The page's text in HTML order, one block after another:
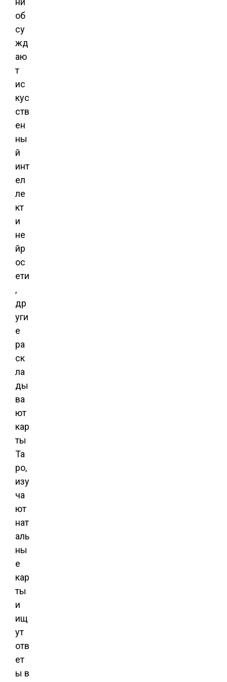
об
су
жд
аю
т
ис
кус
ств
ен
ны
й
инт
ел
ле
кт
и
не
йр
ос
ети
,
др
уги
е
ра
ск
ла
ды
ва
ют
кар
ты
Та
ро,
изу
ча
ют
нат
аль
ны
е
кар
ты
и
ищ
ут
отв
ет
ы в